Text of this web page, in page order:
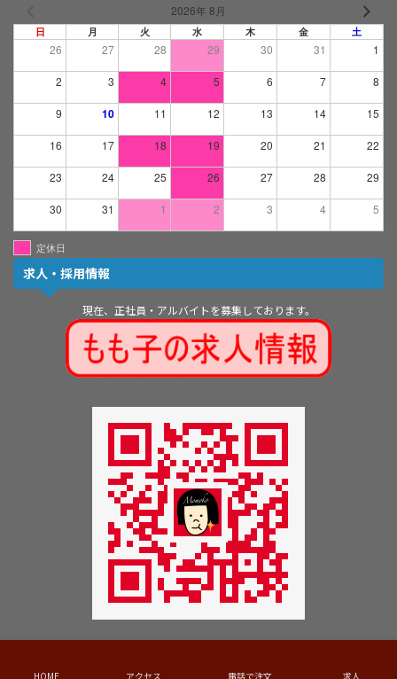
2026年 8月
日 月 火 水 木 金 土
26 27 28 29 30 31 1
2 3 4 5 6 7 8
9 10 11 12 13 14 15
16 17 18 19 20 21 22
23 24 25 26 27 28 29
30 31 1 2 3 4 5
定休日
求人・採用情報
現在、正社員・アルバイトを募集しております。
HOME アクセス 電話で注文 求人